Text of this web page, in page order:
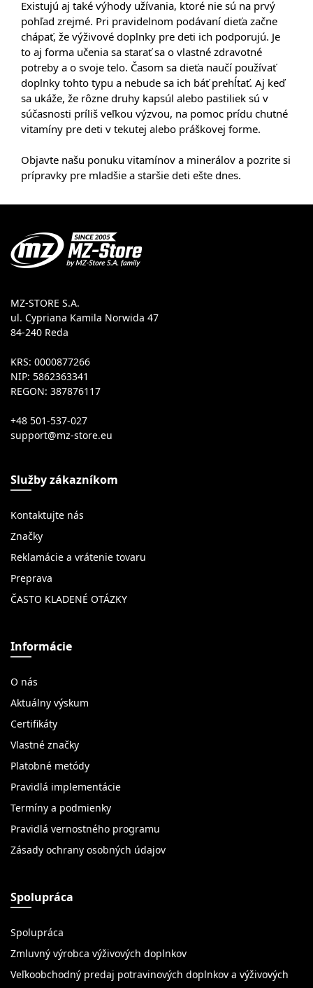
Existujú aj také výhody užívania, ktoré nie sú na prvý
pohľad zrejmé. Pri pravidelnom podávaní dieťa začne
chápať, že výživové doplnky pre deti ich podporujú. Je
to aj forma učenia sa starať sa o vlastné zdravotné
potreby a o svoje telo. Časom sa dieťa naučí používať
doplnky tohto typu a nebude sa ich báť prehĺtať. Aj keď
sa ukáže, že rôzne druhy kapsúl alebo pastiliek sú v
súčasnosti príliš veľkou výzvou, na pomoc prídu chutné
vitamíny pre deti v tekutej alebo práškovej forme.
Objavte našu ponuku vitamínov a minerálov a pozrite si
prípravky pre mladšie a staršie deti ešte dnes.
MZ-STORE S.A.
ul. Cypriana Kamila Norwida 47
84-240 Reda
KRS: 0000877266
NIP: 5862363341
REGON: 387876117
+48 501-537-027
Služby zákazníkom
Kontaktujte nás
Značky
Reklamácie a vrátenie tovaru
Preprava
ČASTO KLADENÉ OTÁZKY
Informácie
O nás
Aktuálny výskum
Certifikáty
Vlastné značky
Platobné metódy
Pravidlá implementácie
Termíny a podmienky
Pravidlá vernostného programu
Zásady ochrany osobných údajov
Spolupráca
Spolupráca
Zmluvný výrobca výživových doplnkov
Veľkoobchodný predaj potravinových doplnkov a výživových